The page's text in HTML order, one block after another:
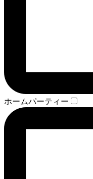
ホームパーティー